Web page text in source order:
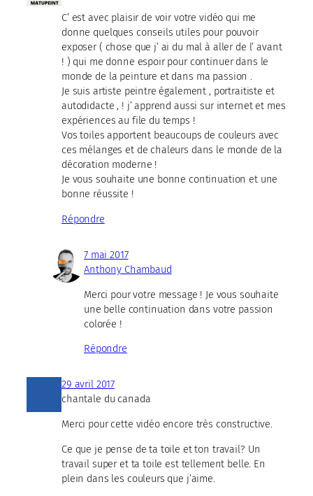
C’ est avec plaisir de voir votre vidéo qui me
donne quelques conseils utiles pour pouvoir
exposer ( chose que j’ ai du mal à aller de l’ avant
! ) qui me donne espoir pour continuer dans le
monde de la peinture et dans ma passion .
Je suis artiste peintre également , portraitiste et
autodidacte , ! j’ apprend aussi sur internet et mes
expériences au file du temps !
Vos toiles apportent beaucoups de couleurs avec
ces mélanges et de chaleurs dans le monde de la
décoration moderne !
Je vous souhaite une bonne continuation et une
bonne réussite !
Répondre
7 mai 2017
Anthony Chambaud
Merci pour votre message ! Je vous souhaite
une belle continuation dans votre passion
colorée !
Répondre
29 avril 2017
chantale du canada
Merci pour cette vidéo encore très constructive.
Ce que je pense de ta toile et ton travail? Un
travail super et ta toile est tellement belle. En
plein dans les couleurs que j’aime.